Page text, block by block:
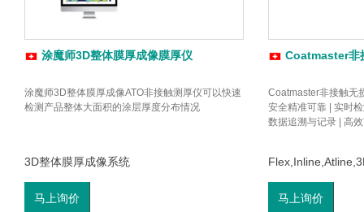
涂魔师3D整体膜厚成像膜厚仪
涂魔师3D整体膜厚成像ATO非接触测厚仪可以快速
检测产品整体大面积的涂层厚度分布情况
3D整体膜厚成像系统
马上询价
Coatmaster非
Coatmaster非接触无
安全精准可靠 | 实时
数据追溯与记录 | 高
马上询价